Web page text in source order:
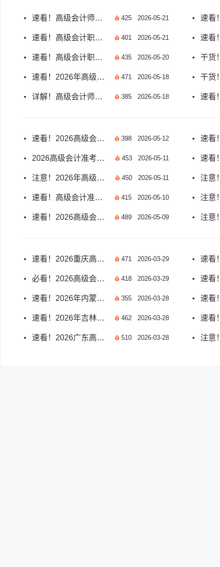
速看！高级会计师准考证打印网址及相关事项 425 2026-05-21
速看！高级会计职称准考证打印入口全指南 401 2026-05-21
速看！高级会计职称准考证打印入口官网详解 435 2026-05-20
速看！2026年高级会计实务准考证打印入口指南 471 2026-05-18
详解！高级会计师准考证打印入口常见问题 385 2026-05-18
速看！2026高级会计考试准考证打印全要求详解 398 2026-05-12
2026高级会计准考证打印入口开通了吗？官方指南 453 2026-05-11
注意！2026年高级会计准考证打印入口官网位置详解 450 2026-05-11
速看！高级会计准考证打印时间提前多久开始 415 2026-05-10
速看！2026高级会计准考证打印全流程指南 489 2026-05-09
速看！2026重庆高级会计师准考证打印时间指南 471 2026-03-29
必看！2026高级会计师准考证打印时间各地是否统一 418 2026-03-29
速看！2026年内蒙古高级会计师准考证打印时间指南 355 2026-03-28
速看！2026年吉林高级会计师准考证打印时间指南 462 2026-03-28
速看！2026广东高级会计师准考证打印时间指南 510 2026-03-28